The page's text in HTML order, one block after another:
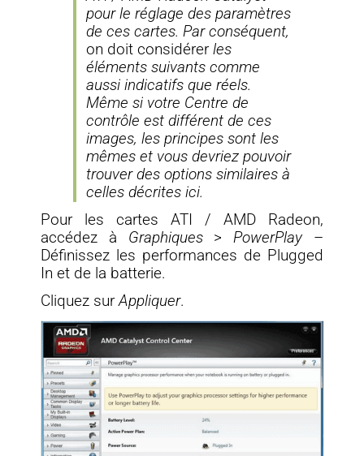
pour le réglage des paramètres
de ces cartes. Par conséquent,
on doit considérerles
éléments suivants comme
aussi indicatifs que réels.
Même si votre Centre de
contrôle est différent de ces
images, les principes sont les
mêmes et vous devriez pouvoir
trouver des options similaires à
celles décrites ici.
Pour les cartes ATI / AMD Radeon,
accédez à Graphiques>PowerPlay –
Définissez les performances de Plugged
In et de la batterie.
Cliquez surAppliquer.